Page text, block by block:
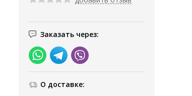
Заказать через:
О доставке: